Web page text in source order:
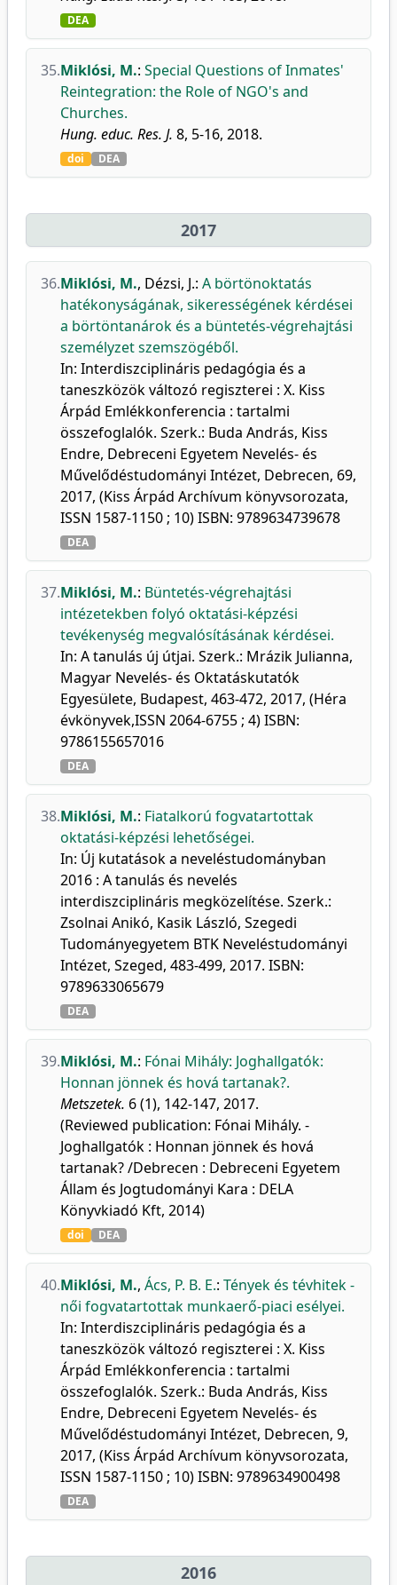
DEA
35.Miklósi, M.: Special Questions of Inmates'
Reintegration: the Role of NGO's and
Churches.
Hung. educ. Res. J. 8, 5-16, 2018.
doi DEA
2017
36.Miklósi, M., Dézsi, J.: A börtönoktatás
hatékonyságának, sikerességének kérdései
a börtöntanárok és a büntetés-végrehajtási
személyzet szemszögéből.
In: Interdiszciplináris pedagógia és a
taneszközök változó regiszterei : X. Kiss
Árpád Emlékkonferencia : tartalmi
összefoglalók. Szerk.: Buda András, Kiss
Endre, Debreceni Egyetem Nevelés- és
Művelődéstudományi Intézet, Debrecen, 69,
2017, (Kiss Árpád Archívum könyvsorozata,
ISSN 1587-1150 ; 10) ISBN: 9789634739678
DEA
37.Miklósi, M.: Büntetés-végrehajtási
intézetekben folyó oktatási-képzési
tevékenység megvalósításának kérdései.
In: A tanulás új útjai. Szerk.: Mrázik Julianna,
Magyar Nevelés- és Oktatáskutatók
Egyesülete, Budapest, 463-472, 2017, (Héra
évkönyvek,ISSN 2064-6755 ; 4) ISBN:
9786155657016
DEA
38.Miklósi, M.: Fiatalkorú fogvatartottak
oktatási-képzési lehetőségei.
In: Új kutatások a neveléstudományban
2016 : A tanulás és nevelés
interdiszciplináris megközelítése. Szerk.:
Zsolnai Anikó, Kasik László, Szegedi
Tudományegyetem BTK Neveléstudományi
Intézet, Szeged, 483-499, 2017. ISBN:
9789633065679
DEA
39.Miklósi, M.: Fónai Mihály: Joghallgatók:
Honnan jönnek és hová tartanak?.
Metszetek. 6 (1), 142-147, 2017.
(Reviewed publication: Fónai Mihály. -
Joghallgatók : Honnan jönnek és hová
tartanak? /Debrecen : Debreceni Egyetem
Állam és Jogtudományi Kara : DELA
Könyvkiadó Kft, 2014)
doi DEA
40.Miklósi, M., Ács, P. B. E.: Tények és tévhitek -
női fogvatartottak munkaerő-piaci esélyei.
In: Interdiszciplináris pedagógia és a
taneszközök változó regiszterei : X. Kiss
Árpád Emlékkonferencia : tartalmi
összefoglalók. Szerk.: Buda András, Kiss
Endre, Debreceni Egyetem Nevelés- és
Művelődéstudományi Intézet, Debrecen, 9,
2017, (Kiss Árpád Archívum könyvsorozata,
ISSN 1587-1150 ; 10) ISBN: 9789634900498
DEA
2016